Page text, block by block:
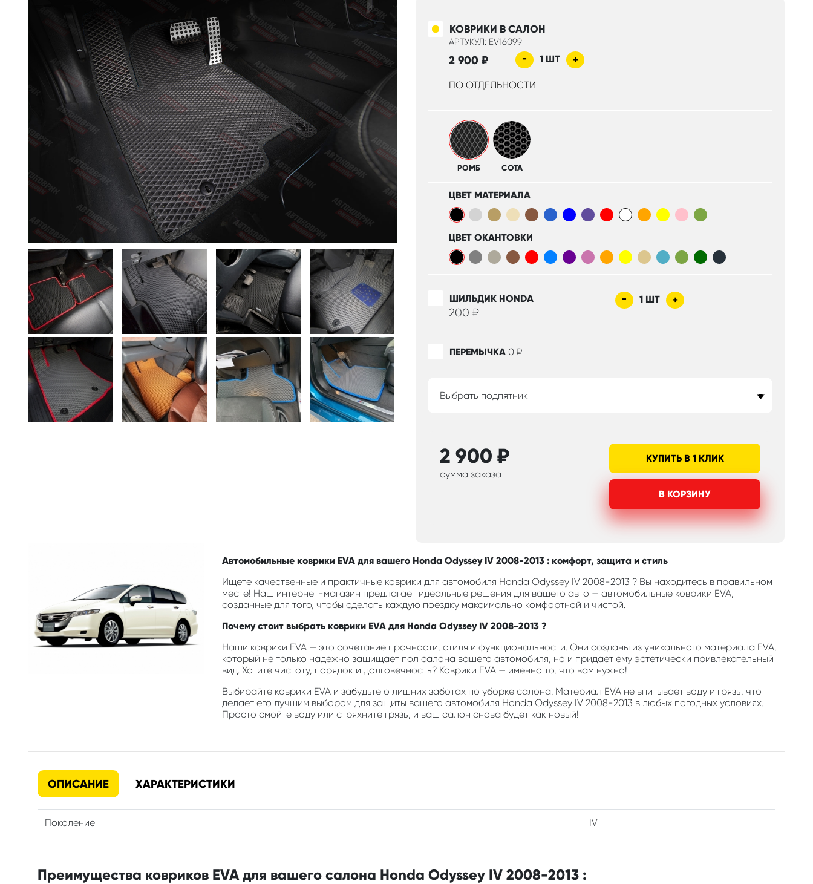
КОВРИКИ В САЛОН
АРТУКУЛ: EV16099
2 900 ₽ - 1 ШТ +
ПО ОТДЕЛЬНОСТИ
РОМБ СОТА
ЦВЕТ МАТЕРИАЛА
ЦВЕТ ОКАНТОВКИ
ШИЛЬДИК HONDA
200 ₽
- 1 ШТ +
ПЕРЕМЫЧКА 0 ₽
Выбрать подпятник
2 900 ₽
сумма заказа
КУПИТЬ В 1 КЛИК
В КОРЗИНУ
Автомобильные коврики EVA для вашего Honda Odyssey IV 2008-2013 : комфорт, защита и стиль
Ищете качественные и практичные коврики для автомобиля Honda Odyssey IV 2008-2013 ? Вы находитесь в правильном
месте! Наш интернет-магазин предлагает идеальные решения для вашего авто — автомобильные коврики EVA,
созданные для того, чтобы сделать каждую поездку максимально комфортной и чистой.
Почему стоит выбрать коврики EVA для Honda Odyssey IV 2008-2013 ?
Наши коврики EVA — это сочетание прочности, стиля и функциональности. Они созданы из уникального материала EVA,
который не только надежно защищает пол салона вашего автомобиля, но и придает ему эстетически привлекательный
вид. Хотите чистоту, порядок и долговечность? Коврики EVA — именно то, что вам нужно!
Выбирайте коврики EVA и забудьте о лишних заботах по уборке салона. Материал EVA не впитывает воду и грязь, что
делает его лучшим выбором для защиты вашего автомобиля Honda Odyssey IV 2008-2013 в любых погодных условиях.
Просто смойте воду или стряхните грязь, и ваш салон снова будет как новый!
ОПИСАНИЕ ХАРАКТЕРИСТИКИ
Поколение IV
Преимущества ковриков EVA для вашего салона Honda Odyssey IV 2008-2013 :